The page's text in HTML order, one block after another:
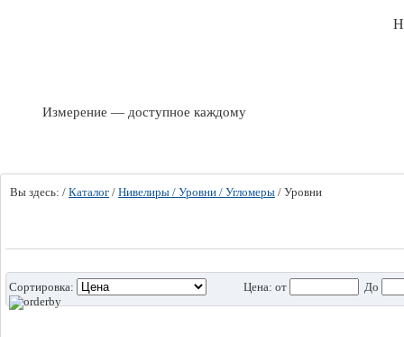
Измерение — доступное каждому
Вы здесь: / Каталог / Нивелиры / Уровни / Угломеры / Уровни
Сортировка: Цена: от До